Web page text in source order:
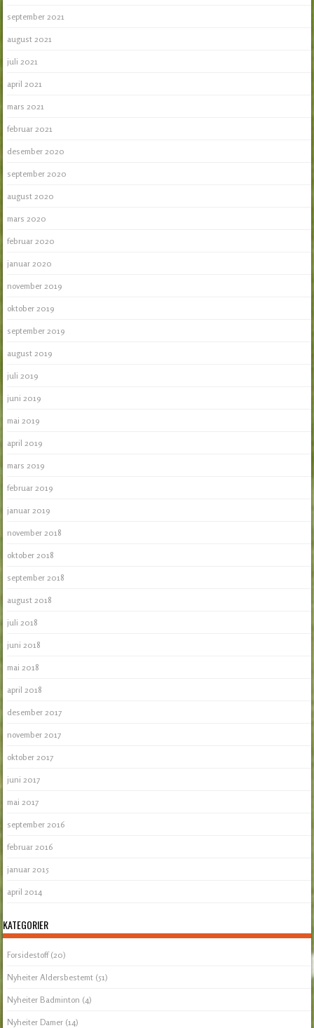
september 2021
august 2021
juli 2021
april 2021
mars 2021
februar 2021
desember 2020
september 2020
august 2020
mars 2020
februar 2020
januar 2020
november 2019
oktober 2019
september 2019
august 2019
juli 2019
juni 2019
mai 2019
april 2019
mars 2019
februar 2019
januar 2019
november 2018
oktober 2018
september 2018
august 2018
juli 2018
juni 2018
mai 2018
april 2018
desember 2017
november 2017
oktober 2017
juni 2017
mai 2017
september 2016
februar 2016
januar 2015
april 2014
KATEGORIER
Forsidestoff(20)
Nyheiter Aldersbestemt (51)
Nyheiter Badminton (4)
Nyheiter Damer (14)